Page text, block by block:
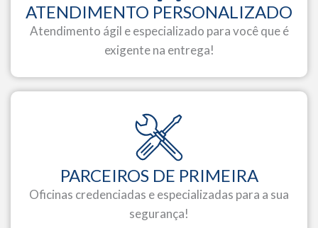
ATENDIMENTO PERSONALIZADO
Atendimento ágil e especializado para você que é
exigente na entrega!
PARCEIROS DE PRIMEIRA
Oficinas credenciadas e especializadas para a sua
segurança!